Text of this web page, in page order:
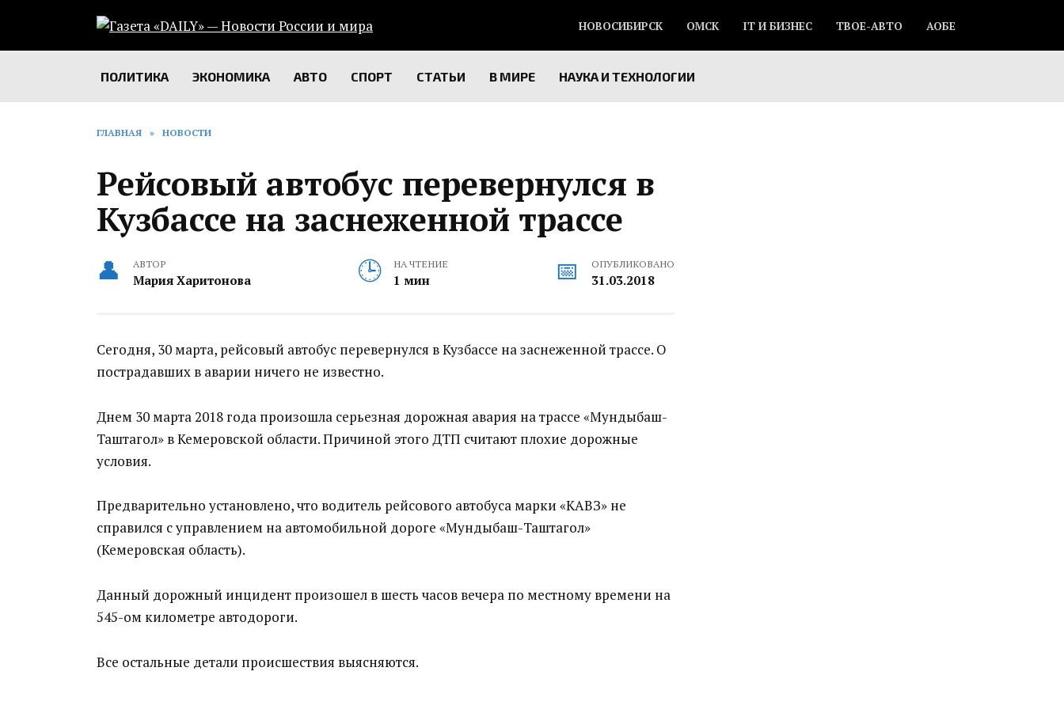
содержанию
НОВОСИБИРСК ОМСК IT И БИЗНЕС ТВОЕ-АВТО АОБЕ
ПОЛИТИКА ЭКОНОМИКА АВТО СПОРТ СТАТЬИ В МИРЕ НАУКА И ТЕХНОЛОГИИ
ГЛАВНАЯ » НОВОСТИ
Рейсовый автобус перевернулся в
Кузбассе на заснеженной трассе
АВТОР
Мария Харитонова
НА ЧТЕНИЕ
1 мин
ОПУБЛИКОВАНО
31.03.2018
Сегодня, 30 марта, рейсовый автобус перевернулся в Кузбассе на заснеженной трассе. О
пострадавших в аварии ничего не известно.
Днем 30 марта 2018 года произошла серьезная дорожная авария на трассе «Мундыбаш-
Таштагол» в Кемеровской области. Причиной этого ДТП считают плохие дорожные
условия.
Предварительно установлено, что водитель рейсового автобуса марки «КАВЗ» не
справился с управлением на автомобильной дороге «Мундыбаш-Таштагол»
(Кемеровская область).
Данный дорожный инцидент произошел в шесть часов вечера по местному времени на
545-ом километре автодороги.
Все остальные детали происшествия выясняются.